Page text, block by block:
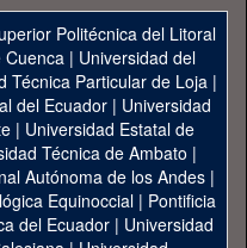
Politécnica del Litoral
Cuenca| Universidad del
Técnica Particular de Loja|
del Ecuador| Universidad
| Universidad Estatal de
Técnica de Ambato |
Autónoma de los Andes|
Equinoccial| Pontificia
del Ecuador | Universidad